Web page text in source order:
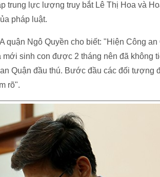
trung lực lượng truy bắt Lê Thị Hoa và
pháp luật.
Ngô Quyền cho biết: "Hiện Công an
sinh con được 2 tháng nên đã không
Quận đầu thú. Bước đầu các đối tượng
rõ".